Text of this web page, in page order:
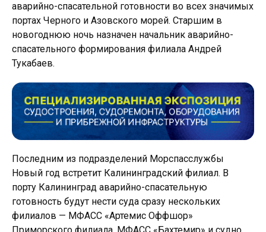
аварийно-спасательной готовности во всех значимых
портах Черного и Азовского морей. Старшим в
новогоднюю ночь назначен начальник аварийно-
спасательного формирования филиала Андрей
Тукабаев.
Последним из подразделений Морспасслужбы
Новый год встретит Калининградский филиал. В
порту Калининград аварийно-спасательную
готовность будут нести суда сразу нескольких
филиалов — МФАСС «Артемис Оффшор»